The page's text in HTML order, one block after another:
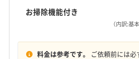
お掃除機能付き
（内訳:基
料金は参考です。 ご依頼前には必